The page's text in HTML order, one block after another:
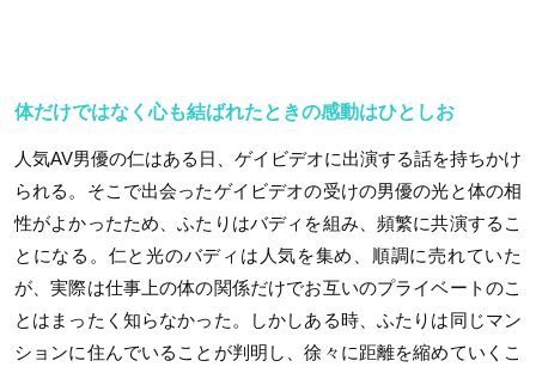
体だけではなく心も結ばれたときの感動はひとしお
人気AV男優の仁はある日、ゲイビデオに出演する話を持ちかけ
られる。そこで出会ったゲイビデオの受けの男優の光と体の相
性がよかったため、ふたりはバディを組み、頻繁に共演するこ
とになる。仁と光のバディは人気を集め、順調に売れていた
が、実際は仕事上の体の関係だけでお互いのプライベートのこ
とはまったく知らなかった。しかしある時、ふたりは同じマン
ションに住んでいることが判明し、徐々に距離を縮めていくこ